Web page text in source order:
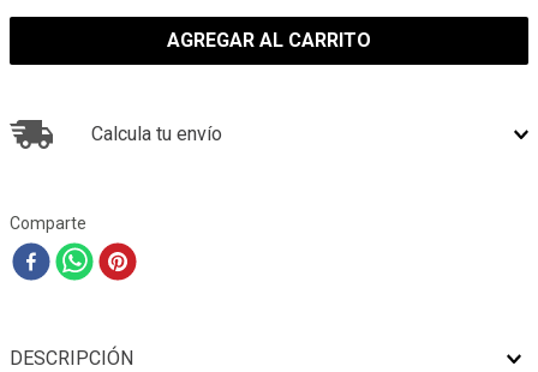
AGREGAR AL CARRITO
Calcula tu envío
Comparte
DESCRIPCIÓN